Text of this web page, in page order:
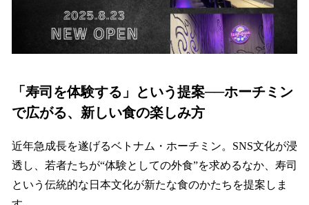
「寿司を体験する」という提案──ホーチミン
で広がる、新しい食の楽しみ方
近年急成長を遂げるベトナム・ホーチミン。SNS文化が浸
透し、若者たちが“体験としての外食”を求めるなか、寿司
という伝統的な日本文化が新たな食のかたちを提案しま